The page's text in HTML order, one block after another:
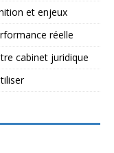
et enjeux
réelle
cabinet juridique